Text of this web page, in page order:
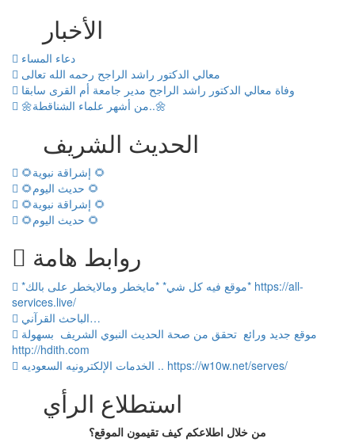
الأخبار
دعاء المساء
معالي الدكتور راشد الراجح رحمه الله تعالى
وفاة معالي الدكتور راشد الراجح مدير جامعة أم القرى سابقا
🌼من أشهر علماء الشناقطة..🌼
الحديث الشريف
🌻إشراقة نبوية 🌻
🌻حديث اليوم 🌻
🌻إشراقة نبوية 🌻
🌻حديث اليوم 🌻
روابط هامة
*موقع فيه كل شي* *مايخطر ومالايخطر على بالك* https://all-
services.live/
الباحث القرآني…
http://hdith.com
الخدمات الإلكترونيه السعوديه .. https://w10w.net/serves/
استطلاع الرأي
من خلال اطلاعكم كيف تقيمون الموقع؟